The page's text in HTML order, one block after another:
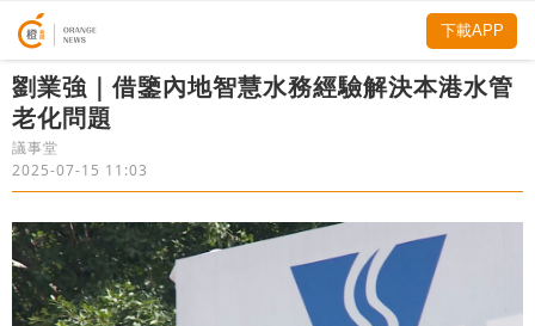
劉業強｜借鑒內地智慧水務經驗解決本港水管
老化問題
議事堂
2025-07-15 11:03
下載APP